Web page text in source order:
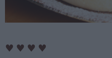
♥ ♥ ♥ ♥